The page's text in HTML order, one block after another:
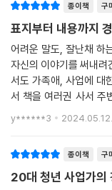
종이책 구
표지부터 내용까지
어려운 말도, 잘난채 하
자신의 이야기를 써내려
서도 가족애, 사업에 대
서 책을 여러권 사서 주
씨... 부러우면 지는건
모의 회사로 발
y******3 2024.05.12.
종이책 구
20대 청년 사업가의